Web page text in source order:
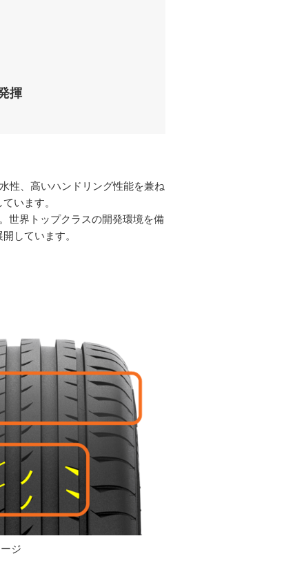
揮
性、高いハンドリング性能を兼ね
います。
世界トップクラスの開発環境を備
開しています。
ジ